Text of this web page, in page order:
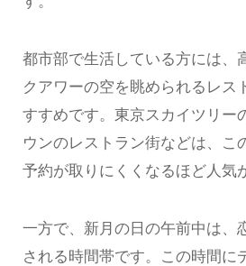
都市部で生活している方には、
クアワーの空を眺められるレス
すすめです。東京スカイツリー
ウンのレストラン街などは、こ
予約が取りにくくなるほど人気
一方で、新月の日の午前中は、
される時間帯です。この時間に